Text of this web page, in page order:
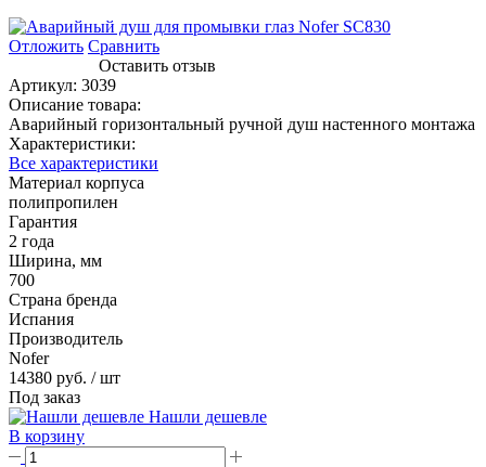
Отложить Сравнить
Оставить отзыв
Артикул: 3039
Описание товара:
Аварийный горизонтальный ручной душ настенного монтажа
Характеристики:
Все характеристики
Материал корпуса
полипропилен
Гарантия
2 года
Ширина, мм
700
Страна бренда
Испания
Производитель
Nofer
14380 руб. / шт
Под заказ
Нашли дешевле
В корзину